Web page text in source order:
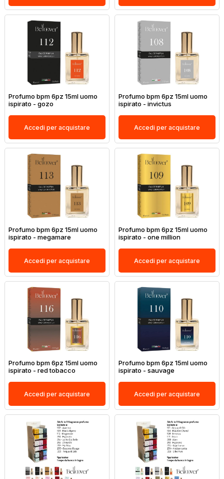
Profumo bpm 6pz 15ml uomo
ispirato - gozo
Accedi per acquistare
Profumo bpm 6pz 15ml uomo
ispirato - invictus
Accedi per acquistare
Profumo bpm 6pz 15ml uomo
ispirato - megamare
Accedi per acquistare
Profumo bpm 6pz 15ml uomo
ispirato - one million
Accedi per acquistare
Profumo bpm 6pz 15ml uomo
ispirato - red tobacco
Accedi per acquistare
Profumo bpm 6pz 15ml uomo
ispirato - sauvage
Accedi per acquistare